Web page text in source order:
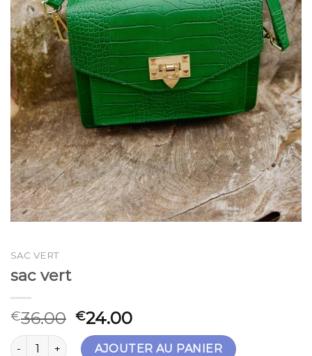
SAC VERT
sac vert
€36.00 €24.00
quantité de sac vertAJOUTER AU PANIER